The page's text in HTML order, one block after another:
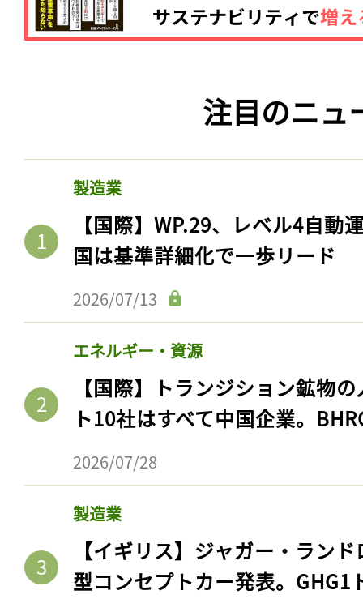
注目のニュ
製造業
【国際】WP.29、レベル4自動
国は基準詳細化で一歩リード
2026/07/13
エネルギー・資源
【国際】トランジション鉱物
ト10社はすべて中国企業。
2026/07/28
製造業
【イギリス】ジャガー・ラン
型コンセプトカー発表。GHG1